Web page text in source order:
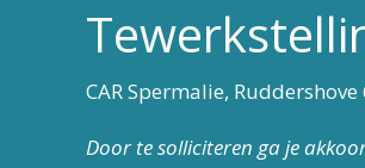
CAR Spermalie,
Door te solliciteren ga je